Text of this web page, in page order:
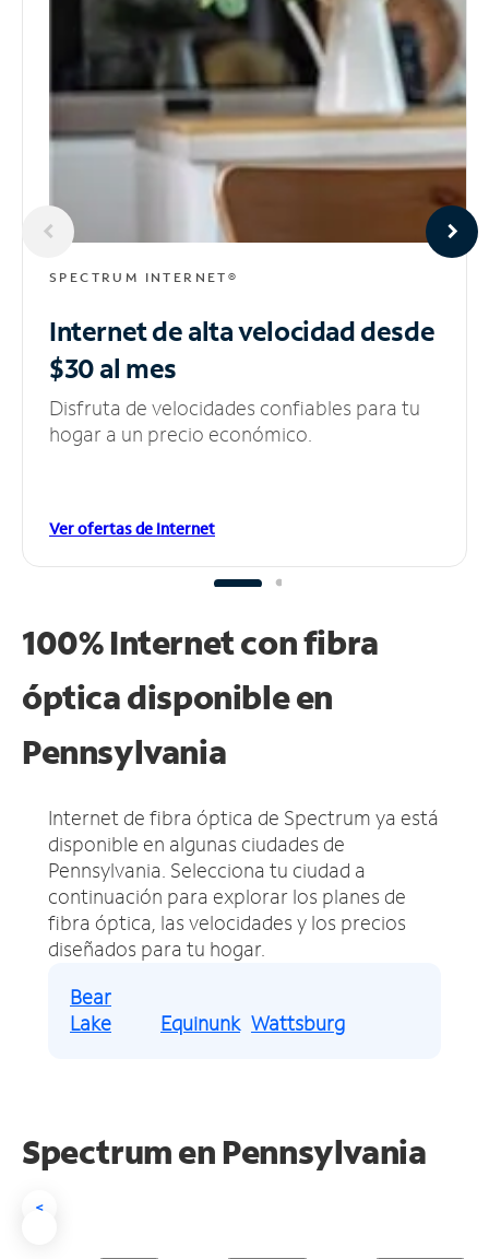
SPECTRUM INTERNET®
Internet de alta velocidaddesde
$30 al mes
Disfruta de velocidades confiables para tu
hogar a un precio económico.
Ver ofertas de Internet
100% Internet con fibra
óptica disponible en
Pennsylvania
Internet de fibra óptica de Spectrum ya está
disponible en algunas ciudades de
Pennsylvania. Selecciona tu ciudad a
continuación para explorar los planes de
fibra óptica, las velocidades y los precios
diseñados para tu hogar.
Bear
Lake
Equinunk Wattsburg
Spectrum en Pennsylvania
<